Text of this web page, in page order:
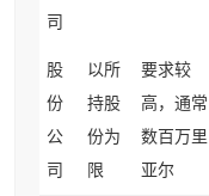
司
股
份
公
司
以所
持股
份为
限
要求较
高，通常
数百万里
亚尔